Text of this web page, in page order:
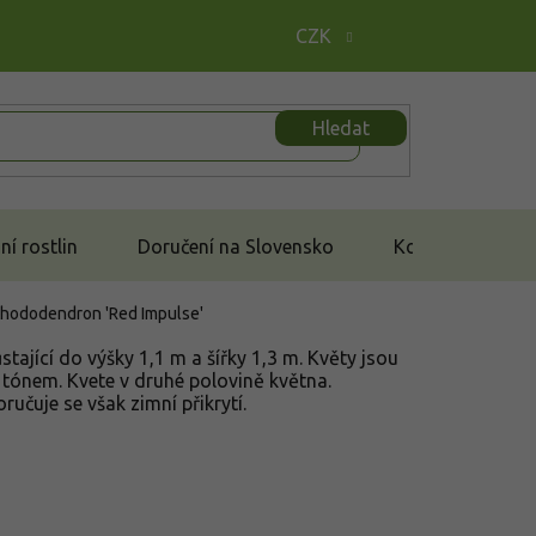
CZK
Hledat
rostlin Doručení na Slovensko Kontakt
'Red Impulse'
do výšky 1,1 m a šířky 1,3 m. Květy jsou
Kvete v druhé polovině května.
se však zimní přikrytí.